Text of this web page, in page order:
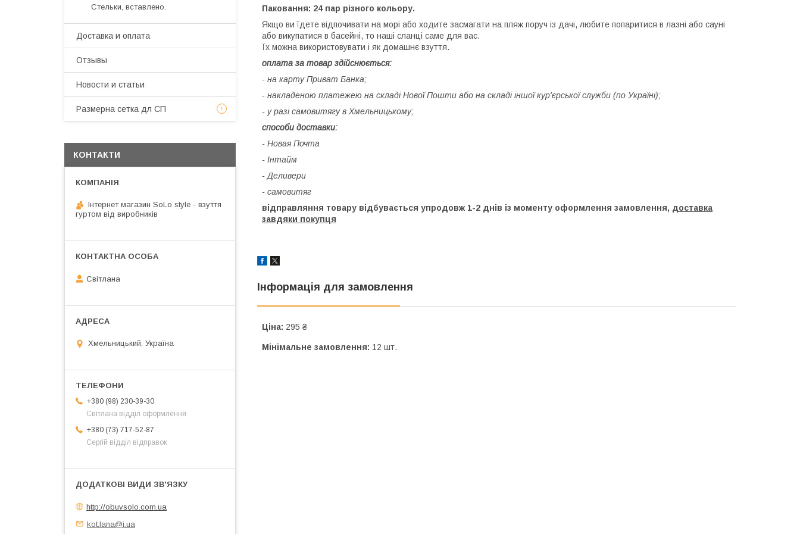
Паковання: 24 пар різного кольору.
Якщо ви їдете відпочивати на морі або ходите засмагати на пляж поруч із дачі, любите попаритися в лазні або сауні
або викупатися в басейні, то наші сланці саме для вас.
Їх можна використовувати і як домашнє взуття.
оплата за товар здійснюється:
- на карту Приват Банка;
- накладеною платежею на складі Нової Пошти або на складі іншої кур'єрської служби (по Україні);
- у разі самовитягу в Хмельницькому;
способи доставки:
- Новая Почта
- Інтайм
- Деливери
- самовитяг
відправляння товару відбувається упродовж 1-2 днів із моменту оформлення замовлення, доставка
завдяки покупця
Інформація для замовлення
Ціна: 295 ₴
Мінімальне замовлення: 12 шт.
Стельки, вставлено.
Доставка и оплата
Отзывы
Новости и статьи
Размерна сетка дл СП
КОНТАКТИ
Інтернет магазин SoLo style - взуття
гуртом від виробників
Світлана
Хмельницький, Україна
+380 (98) 230-39-30
Світлана відділ оформлення
+380 (73) 717-52-87
Сергій відділ відправок
http://obuvsolo.com.ua
kot.lana@i.ua